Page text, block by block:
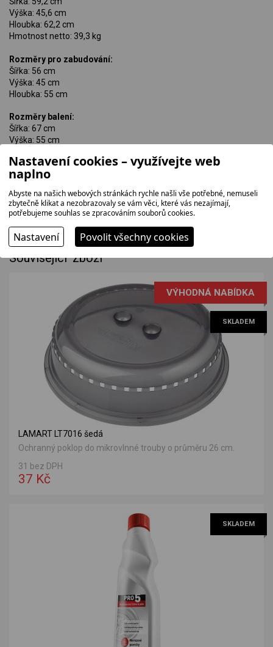
Výška: 45,6 cm
Hloubka: 62,2 cm
Hmotnost netto: 39,3 kg
Rozměry pro zabudování:
Šířka: 56 cm
Výška: 45 cm
Hloubka: 55 cm
Rozměry balení:
Šířka: 67 cm
Výška: 55 cm
Brutto hmotnost: 42,45 kg
Související zboží
VÝHODNÁ NABÍDKA
SKLADEM
LAMART LT7016 šedá
Ochranný poklop do mikrovlnné trouby o průměru 26 cm.
31 bez DPH
37 Kč
SKLADEM
Nastavení cookies – využívejte web
naplno
Abyste na našich webových stránkách rychle našli vše potřebné, nemuseli
zbytečně klikat a nezobrazovaly se vám věci, které vás nezajímají,
potřebujeme souhlas se zpracováním souborů cookies.
Nastavení Povolit všechny cookies